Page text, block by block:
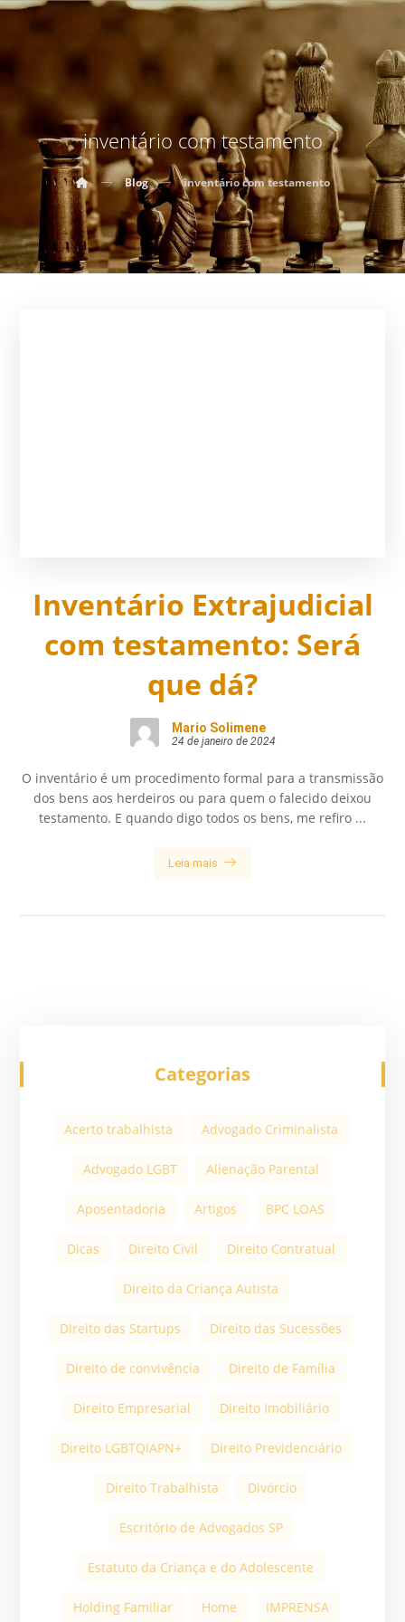
inventário com testamento
Blog inventário com testamento
Inventário Extrajudicial
com testamento: Será
que dá?
Mario Solimene
24 de janeiro de 2024
O inventário é um procedimento formal para a transmissão
dos bens aos herdeiros ou para quem o falecido deixou
testamento. E quando digo todos os bens, me refiro ...
Leia mais
Categorias
Acerto trabalhista Advogado Criminalista
Advogado LGBT Alienação Parental
Aposentadoria Artigos BPC LOAS
Dicas Direito Civil Direito Contratual
Direito da Criança Autista
DIreito das Startups Direito das Sucessões
Direito de convivência Direito de Família
Direito Empresarial Direito Imobiliário
Direito LGBTQIAPN+ Direito Previdenciário
Direito Trabalhista Divórcio
Escritório de Advogados SP
Estatuto da Criança e do Adolescente
Holding Familiar Home IMPRENSA